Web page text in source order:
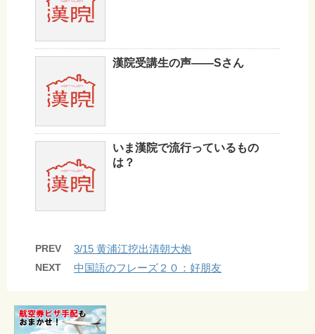
漢院受講生の声——Sさん
いま漢院で流行っているもの
は？
PREV 3/15 黄浦江挖出清朝大炮
NEXT 中国語のフレーズ２０：好朋友